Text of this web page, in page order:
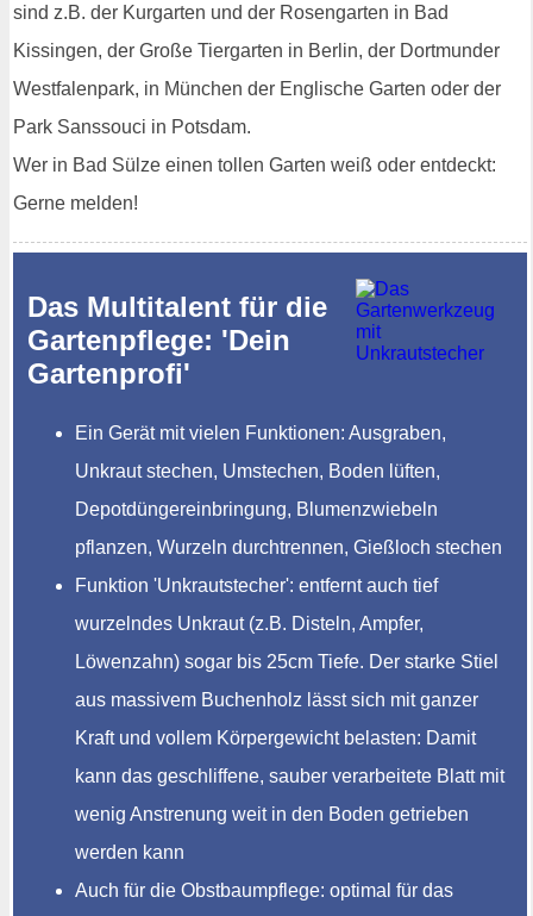
sind z.B. der Kurgarten und der Rosengarten in Bad
Kissingen, der Große Tiergarten in Berlin, der Dortmunder
Westfalenpark, in München der Englische Garten oder der
Park Sanssouci in Potsdam.
Wer in Bad Sülze einen tollen Garten weiß oder entdeckt:
Gerne melden!
Das Multitalent für die
Gartenpflege: 'Dein
Gartenprofi'
Ein Gerät mit vielen Funktionen: Ausgraben,
Unkraut stechen, Umstechen, Boden lüften,
Depotdüngereinbringung, Blumenzwiebeln
pflanzen, Wurzeln durchtrennen, Gießloch stechen
Funktion 'Unkrautstecher': entfernt auch tief
wurzelndes Unkraut (z.B. Disteln, Ampfer,
Löwenzahn) sogar bis 25cm Tiefe. Der starke Stiel
aus massivem Buchenholz lässt sich mit ganzer
Kraft und vollem Körpergewicht belasten: Damit
kann das geschliffene, sauber verarbeitete Blatt mit
wenig Anstrenung weit in den Boden getrieben
werden kann
Auch für die Obstbaumpflege: optimal für das